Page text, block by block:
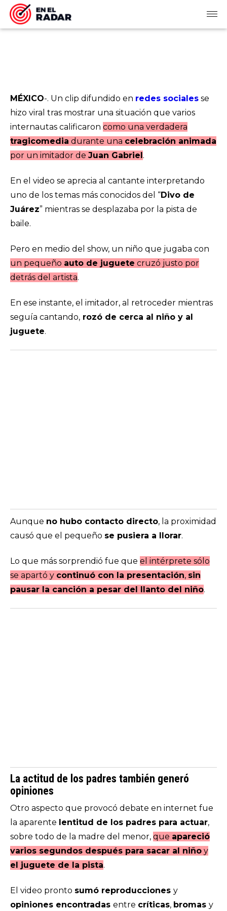
MÉXICO-. Un clip difundido en redes sociales se
hizo viral tras mostrar una situación que varios
internautas calificaron como una verdadera
tragicomedia durante una celebración animada
por un imitador de Juan Gabriel.
En el video se aprecia al cantante interpretando
uno de los temas más conocidos del “Divo de
Juárez” mientras se desplazaba por la pista de
baile.
Pero en medio del show, un niño que jugaba con
un pequeño auto de juguete cruzó justo por
detrás del artista.
En ese instante, el imitador, al retroceder mientras
seguía cantando, rozó de cerca al niño y al
juguete.
Aunque no hubo contacto directo, la proximidad
causó que el pequeño se pusiera a llorar.
Lo que más sorprendió fue que el intérprete sólo
se apartó y continuó con la presentación, sin
pausar la canción a pesar del llanto del niño.
La actitud de los padres también generó
opiniones
Otro aspecto que provocó debate en internet fue
la aparente lentitud de los padres para actuar,
sobre todo de la madre del menor, que apareció
varios segundos después para sacar al niño y
el juguete de la pista.
El video pronto sumó reproducciones y
opiniones encontradas entre críticas, bromas y